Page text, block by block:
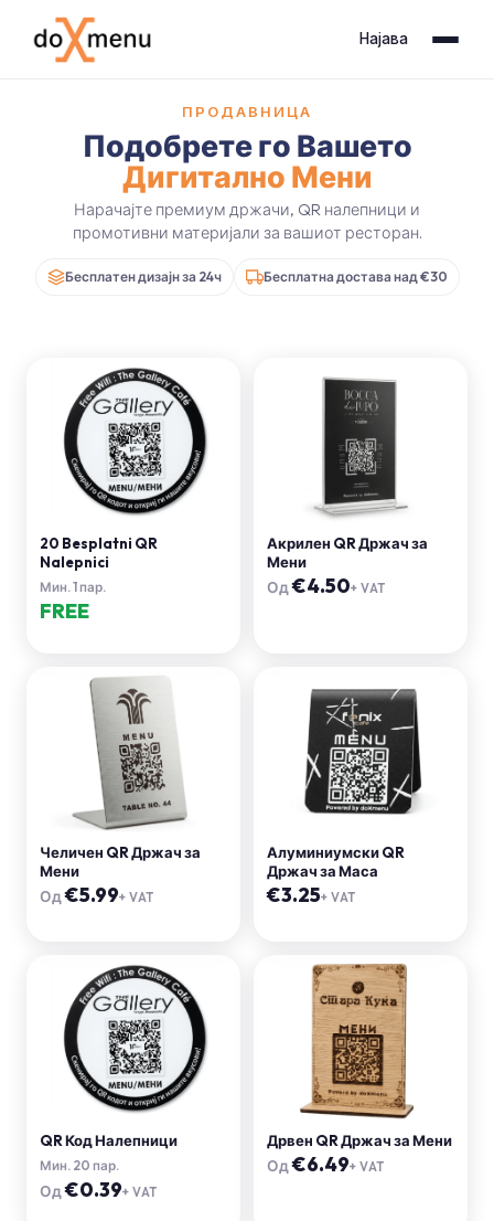
Најава
ПРОДАВНИЦА
Подобрете го Вашето
Дигитално Мени
Нарачајте премиум држачи, QR налепници и
промотивни материјали за вашиот ресторан.
Бесплатен дизајн за 24ч Бесплатна достава над €30
20 Besplatni QR
Nalepnici
Мин.1пар.
FREE
Акрилен QR Држач за
Мени
Од€4.50+ VAT
Челичен QR Држач за
Мени
Од€5.99+ VAT
Алуминиумски QR
Држач за Маса
€3.25+ VAT
QR Код Налепници
Мин. 20 пар.
Од€0.39+ VAT
Дрвен QR Држач за Мени
Од€6.49+ VAT